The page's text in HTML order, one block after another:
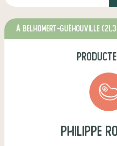
à Belhomert-Guéhouville
philippe